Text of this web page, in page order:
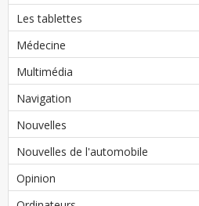
Les tablettes
Médecine
Multimédia
Navigation
Nouvelles
Nouvelles de l'automobile
Opinion